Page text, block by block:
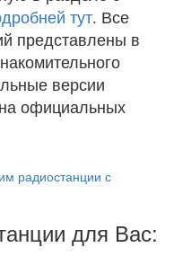
тут. Все
представлены в
версии
официальных
радиостанции с
для Вас: